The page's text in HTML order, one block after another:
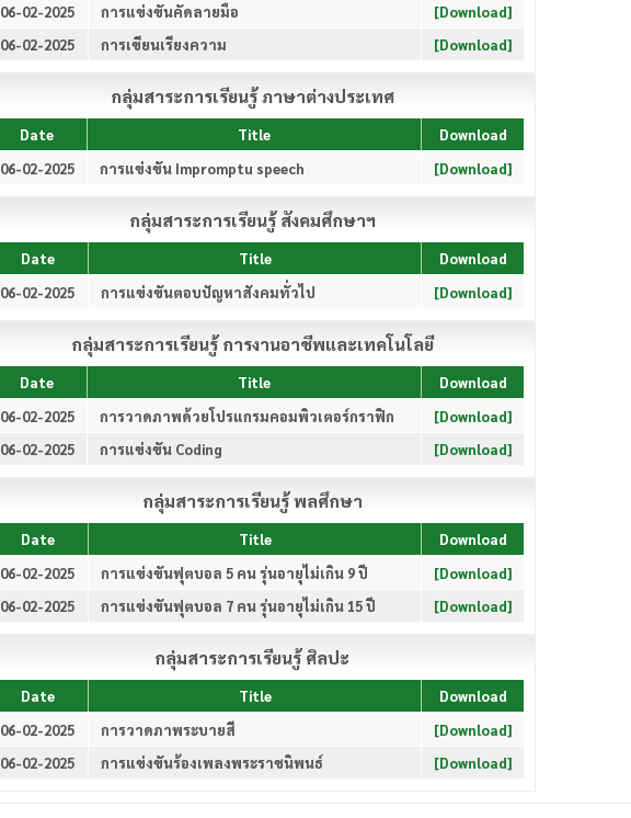
06-02-2025
การแข่งขันคัดลายมือ
[Download]
06-02-2025
การเขียนเรียงความ [Download]
กลุ่มสาระการเรียนรู้ ภาษาต่างประเทศ
Date Title
Download
06-02-2025
การแข่งขัน Impromptu speech [Download]
กลุ่มสาระการเรียนรู้ สังคมศึกษาฯ
Date Title
Download
06-02-2025
การแข่งขันตอบปัญหาสังคมทั่วไป [Download]
กลุ่มสาระการเรียนรู้ การงานอาชีพและเทคโนโลยี
Date Title
Download
06-02-2025
การวาดภาพด้วยโปรแกรมคอมพิวเตอร์กราฟิก
[Download]
06-02-2025
การแข่งขัน Coding [Download]
กลุ่มสาระการเรียนรู้ พลศึกษา
Date Title
Download
06-02-2025
การแข่งขันฟุตบอล 5 คน รุ่นอายุไม่เกิน 9 ปี
[Download]
06-02-2025
การแข่งขันฟุตบอล 7 คน รุ่นอายุไม่เกิน 15 ปี [Download]
กลุ่มสาระการเรียนรู้ ศิลปะ
Date Title
Download
06-02-2025
การวาดภาพระบายสี
[Download]
06-02-2025
การแข่งขันร้องเพลงพระราชนิพนธ์ [Download]